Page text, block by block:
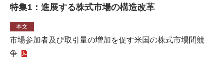
特集1：進展する株式市場の構造改革
本文
市場参加者及び取引量の増加を促す米国の株式市場間競
争